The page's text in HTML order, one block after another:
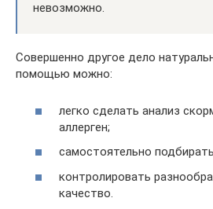
невозможно.
Совершенно другое дело
помощью можно:
легко сделать анализ
аллерген;
самостоятельно
контролировать
качество.